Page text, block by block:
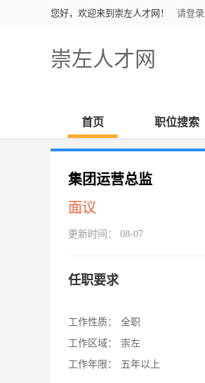
您好，欢迎来到崇左人才网！ 请登录
崇左人才网
首页 职位搜索
集团运营总监
面议
更新时间： 08-07
任职要求
工作性质：
全职
工作区域：
崇左
工作年限：
五年以上